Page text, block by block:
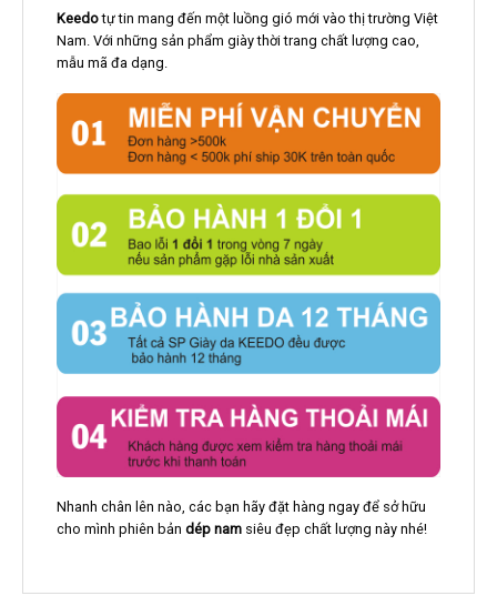
Keedotự tin mang đến một luồng gió mới vào thị trường Việt
Nam. Với những sản phẩm giày thời trang chất lượng cao,
mẫu mã đa dạng.
Nhanh chân lên nào, các bạn hãy đặt hàng ngay để sở hữu
cho mình phiên bản dép namsiêu đẹp chất lượng này nhé!